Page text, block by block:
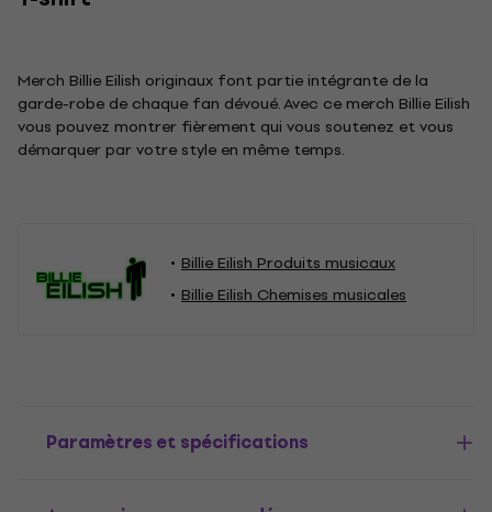
Merch Billie Eilish originaux font partie intégrante de la
garde-robe de chaque fan dévoué. Avec ce merch Billie Eilish
vous pouvez montrer fièrement qui vous soutenez et vous
démarquer par votre style en même temps.
Billie Eilish Produits musicaux
Billie Eilish Chemises musicales
Paramètres et spécifications